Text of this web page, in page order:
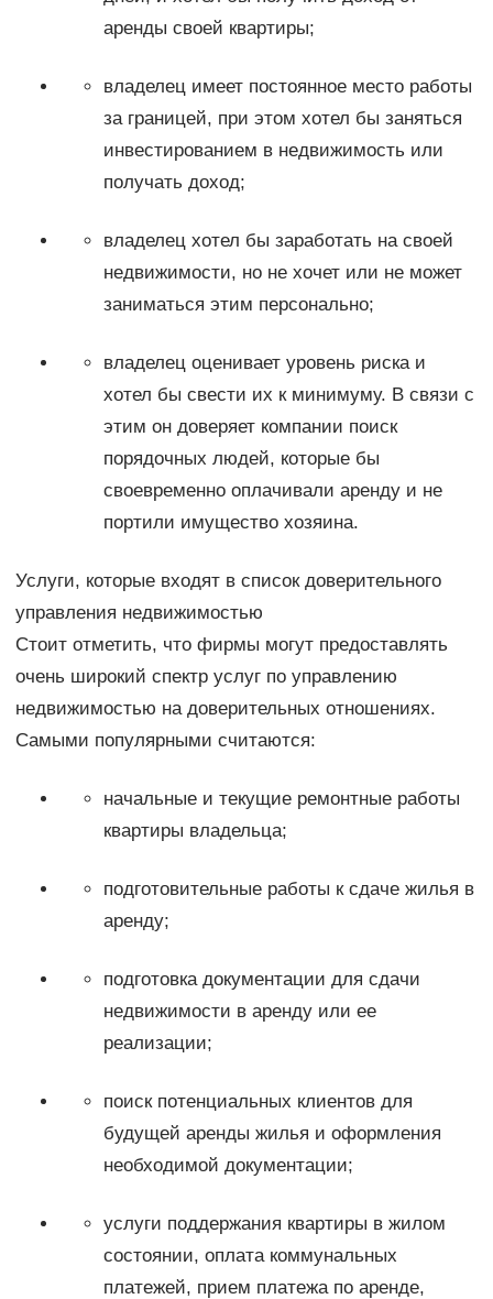
аренды своей квартиры;
владелец имеет постоянное место работы
за границей, при этом хотел бы заняться
инвестированием в недвижимость или
получать доход;
владелец хотел бы заработать на своей
недвижимости, но не хочет или не может
заниматься этим персонально;
владелец оценивает уровень риска и
хотел бы свести их к минимуму. В связи с
этим он доверяет компании поиск
порядочных людей, которые бы
своевременно оплачивали аренду и не
портили имущество хозяина.
Услуги, которые входят в список доверительного
управления недвижимостью
Стоит отметить, что фирмы могут предоставлять
очень широкий спектр услуг по управлению
недвижимостью на доверительных отношениях.
Самыми популярными считаются:
начальные и текущие ремонтные работы
квартиры владельца;
подготовительные работы к сдаче жилья в
аренду;
подготовка документации для сдачи
недвижимости в аренду или ее
реализации;
поиск потенциальных клиентов для
будущей аренды жилья и оформления
необходимой документации;
услуги поддержания квартиры в жилом
состоянии, оплата коммунальных
платежей, прием платежа по аренде,